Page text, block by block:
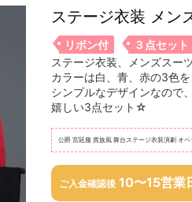
ステージ衣装 メン
リボン付
３点セット
ステージ衣装、メンズスー
カラーは白、青、赤の3色を
シンプルなデザインなので
嬉しい3点セット☆
公爵 宮廷服 貴族風 舞台ステージ衣装演劇 オ
ご入金確認後 10〜15営業